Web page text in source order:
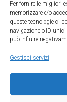
Per fornire le migliori
memorizzare e/o
queste tecnologie ci
navigazione o ID
può influire
Gestisci servizi
08.30 - 12.30 / 14 - 18
0522/909701
0522/909748